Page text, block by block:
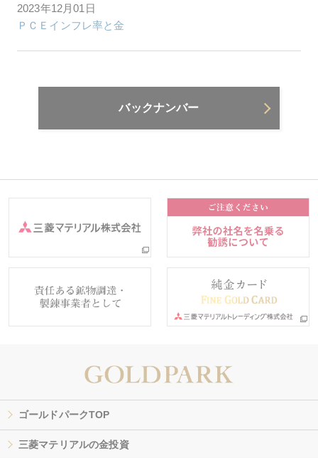
2023年12月01日
ＰＣＥインフレ率と金
バックナンバー
ゴールドパークTOP
三菱マテリアルの金投資